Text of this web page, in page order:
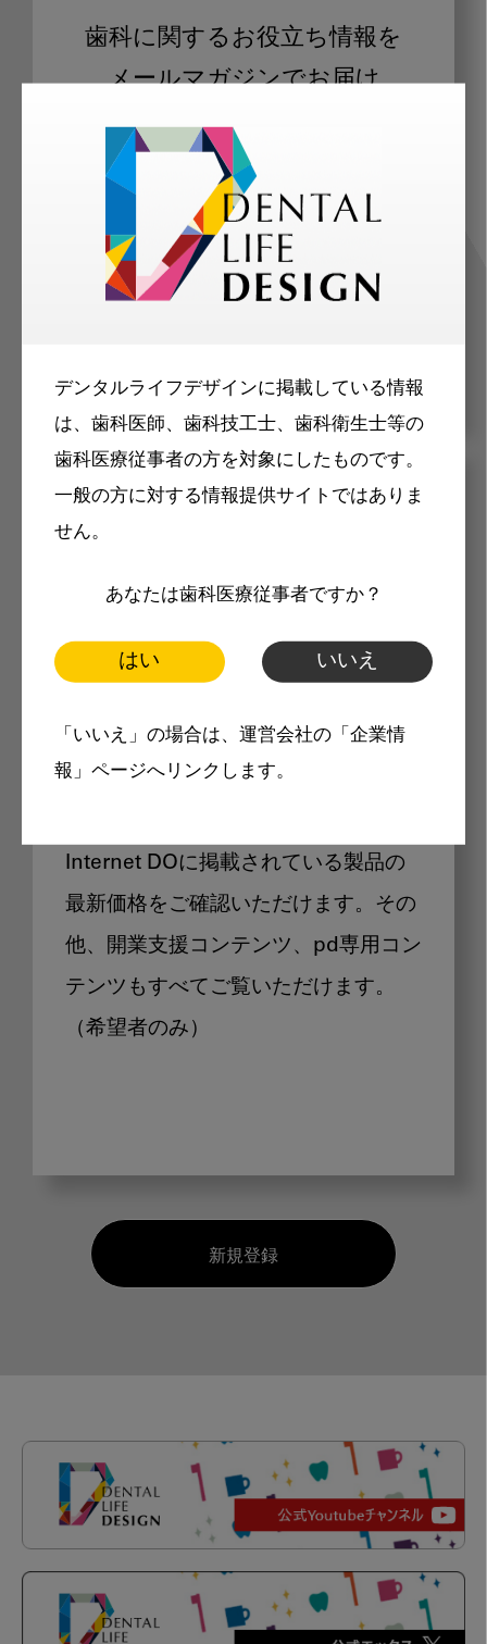
デンタルライフデザインに掲載している情報
は、歯科医師、歯科技工士、歯科衛生士等の
歯科医療従事者の方を対象にしたものです。
一般の方に対する情報提供サイトではありま
せん。
あなたは歯科医療従事者ですか？
はい いいえ
「いいえ」の場合は、運営会社の「企業情
報」ページへリンクします。
歯科に関するお役立ち情報を
メールマガジンでお届け
ご登録いただいた職種（歯科医師、歯
科衛生士、歯科技工士）に合わせた内
容のメールマガジンをお届けします。
メリット
製品価格も閲覧可能
Internet DOに掲載されている製品の
最新価格をご確認いただけます。その
他、開業支援コンテンツ、pd専用コン
テンツもすべてご覧いただけます。
（希望者のみ）
新規登録